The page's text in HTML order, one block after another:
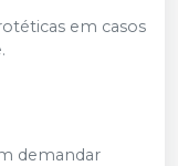
em casos
demandar